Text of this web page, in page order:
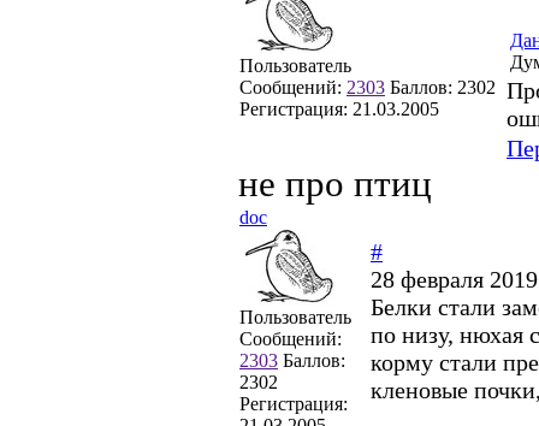
Пользователь
Сообщений: 2303 Баллов: 2302
Регистрация: 21.03.2005
не про птиц
doc
Пользователь
Сообщений:
2303 Баллов:
2302
Регистрация:
#
28 февраля
Белки стали
по низу, нюхая
корму стали
кленовые